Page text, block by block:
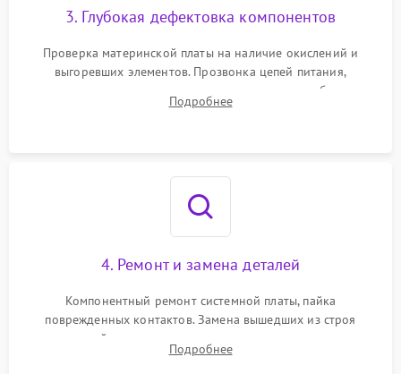
3. Глубокая дефектовка компонентов
Проверка материнской платы на наличие окислений и
выгоревших элементов. Прозвонка цепей питания,
тестирование приводных моторов колес и турбины
всасывания. Оценка состояния оптических и инфракрасных
Подробнее
4. Ремонт и замена деталей
Компонентный ремонт системной платы, пайка
поврежденных контактов. Замена вышедших из строя
двигателей, изношенного аккумулятора, неисправного
лидара или помпы подачи воды. Восстановление шлейфов и
Подробнее